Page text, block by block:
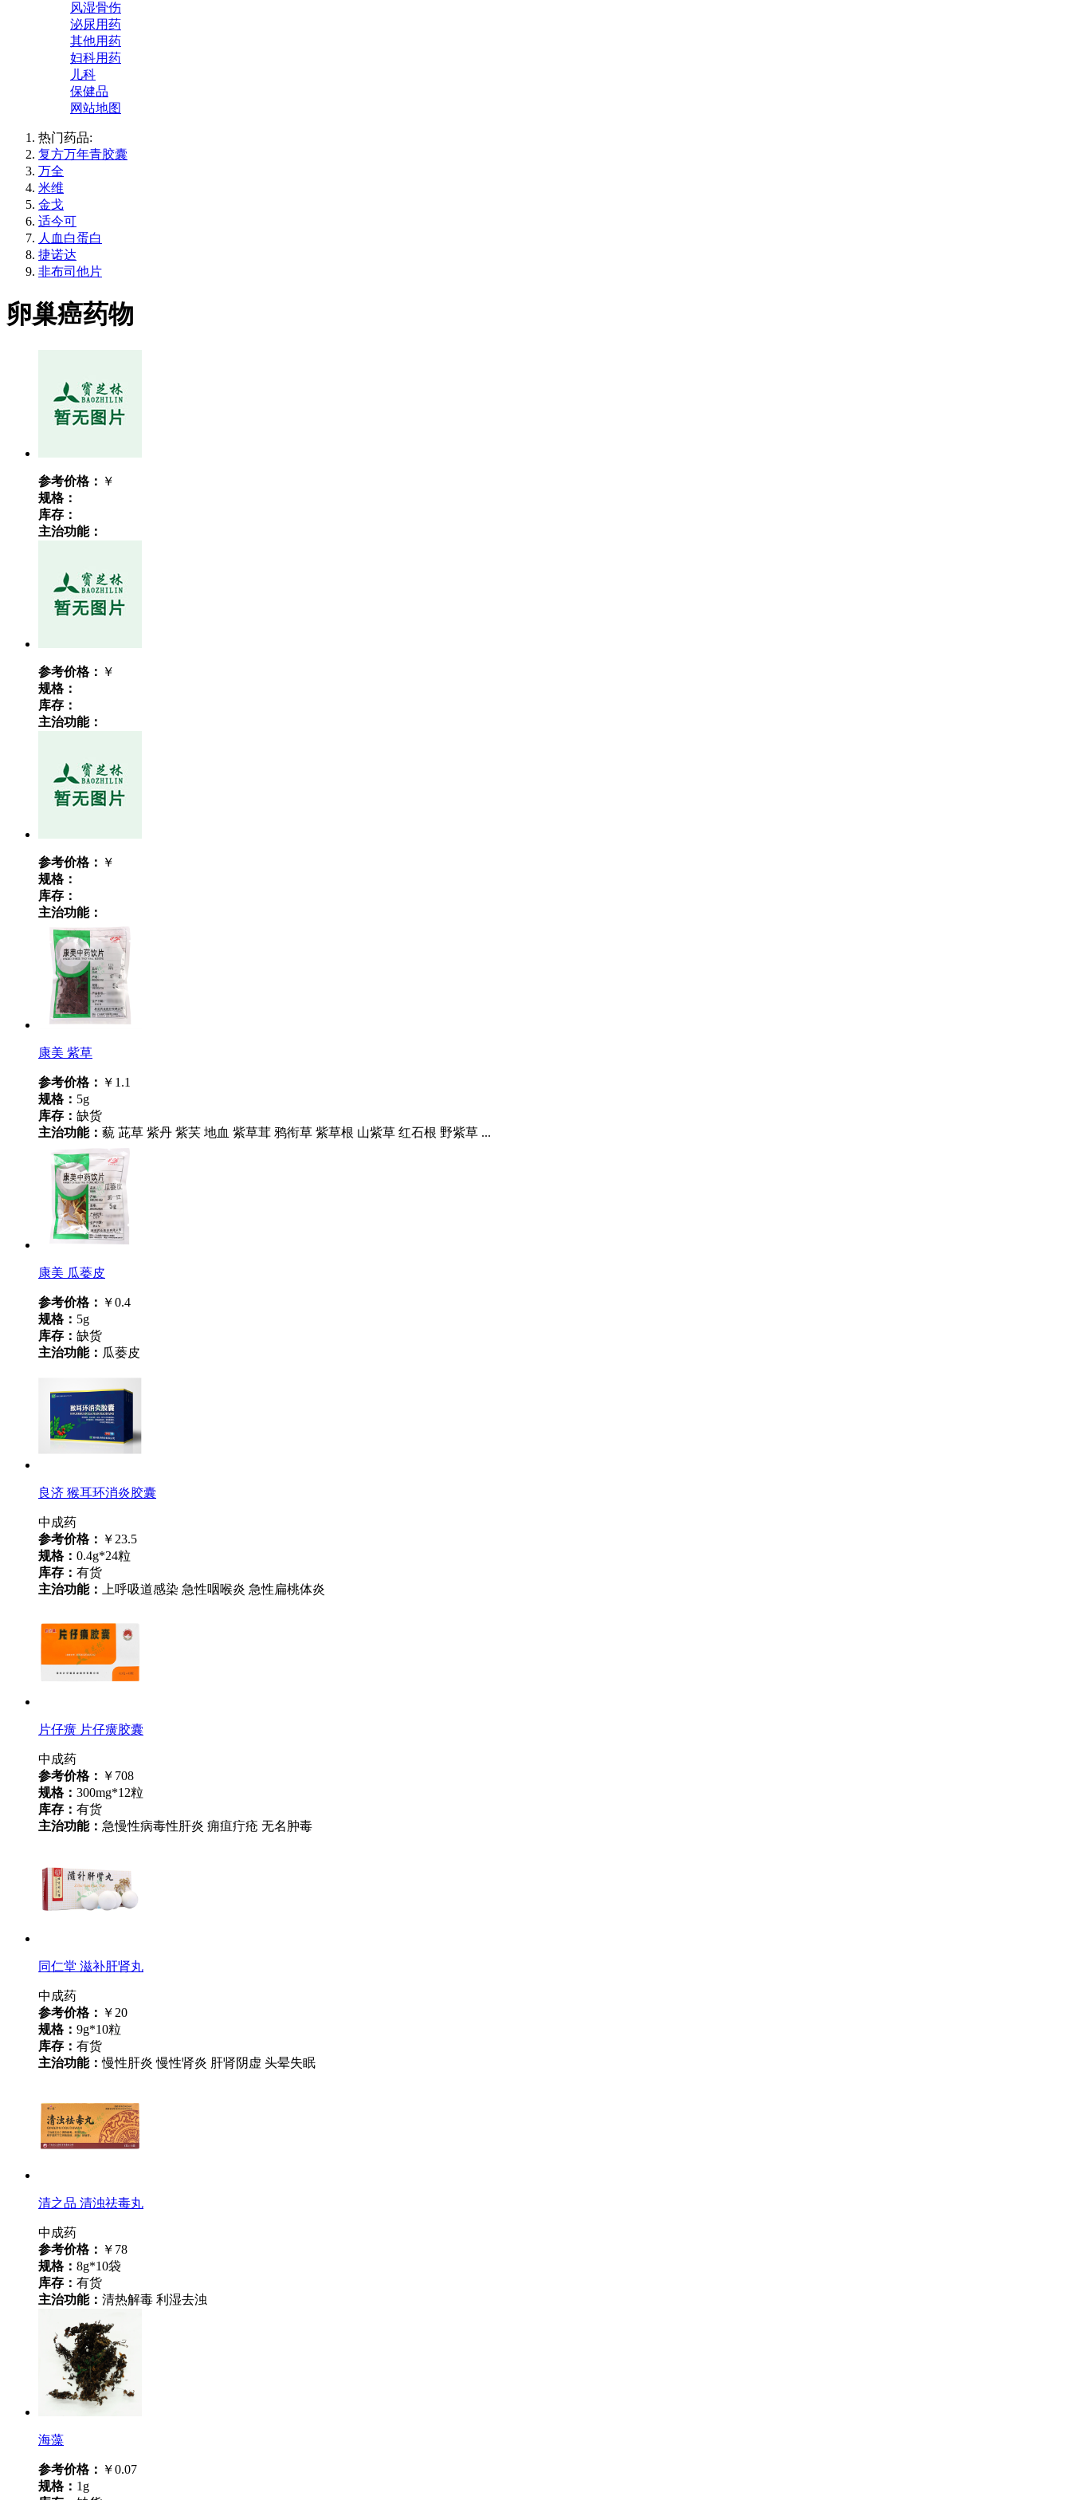
风湿骨伤
泌尿用药
其他用药
妇科用药
儿科
保健品
网站地图
热门药品:
复方万年青胶囊
万全
米维
金戈
适今可
人血白蛋白
捷诺达
非布司他片
卵巢癌药物
参考价格： ￥
规格：
库存：
主治功能：
参考价格： ￥
规格：
库存：
主治功能：
参考价格： ￥
规格：
库存：
主治功能：
康美 紫草
参考价格： ￥1.1
规格： 5g
库存： 缺货
主治功能： 藐 茈草 紫丹 紫芺 地血 紫草茸 鸦衔草 紫草根 山紫草 红石根 野紫草 ...
康美 瓜蒌皮
参考价格： ￥0.4
规格： 5g
库存： 缺货
主治功能： 瓜蒌皮
良济 猴耳环消炎胶囊
中成药
参考价格： ￥23.5
规格： 0.4g*24粒
库存： 有货
主治功能：
上呼吸道感染 急性咽喉炎 急性扁桃体炎
片仔癀 片仔癀胶囊
中成药
参考价格： ￥708
规格： 300mg*12粒
库存： 有货
主治功能： 急慢性病毒性肝炎 痈疽疔疮 无名肿毒
同仁堂 滋补肝肾丸
中成药
参考价格： ￥20
规格： 9g*10粒
库存： 有货
主治功能：慢性肝炎 慢性肾炎 肝肾阴虚 头晕失眠
清之品 清浊祛毒丸
中成药
参考价格： ￥78
规格： 8g*10袋
库存： 有货
主治功能： 清热解毒 利湿去浊
海藻
参考价格： ￥0.07
规格： 1g